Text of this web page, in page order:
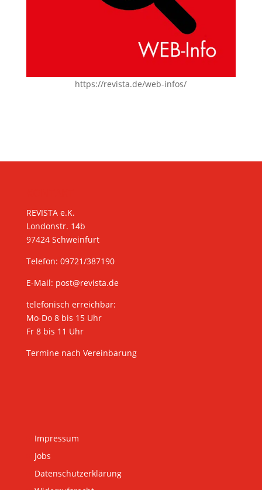
https://revista.de/web-infos/
REVISTA e.K.
Londonstr. 14b
97424 Schweinfurt
Telefon: 09721/387190
E-Mail: post@revista.de
telefonisch erreichbar:
Mo-Do 8 bis 15 Uhr
Fr 8 bis 11 Uhr
Termine nach Vereinbarung
Impressum
Jobs
Datenschutzerklärung